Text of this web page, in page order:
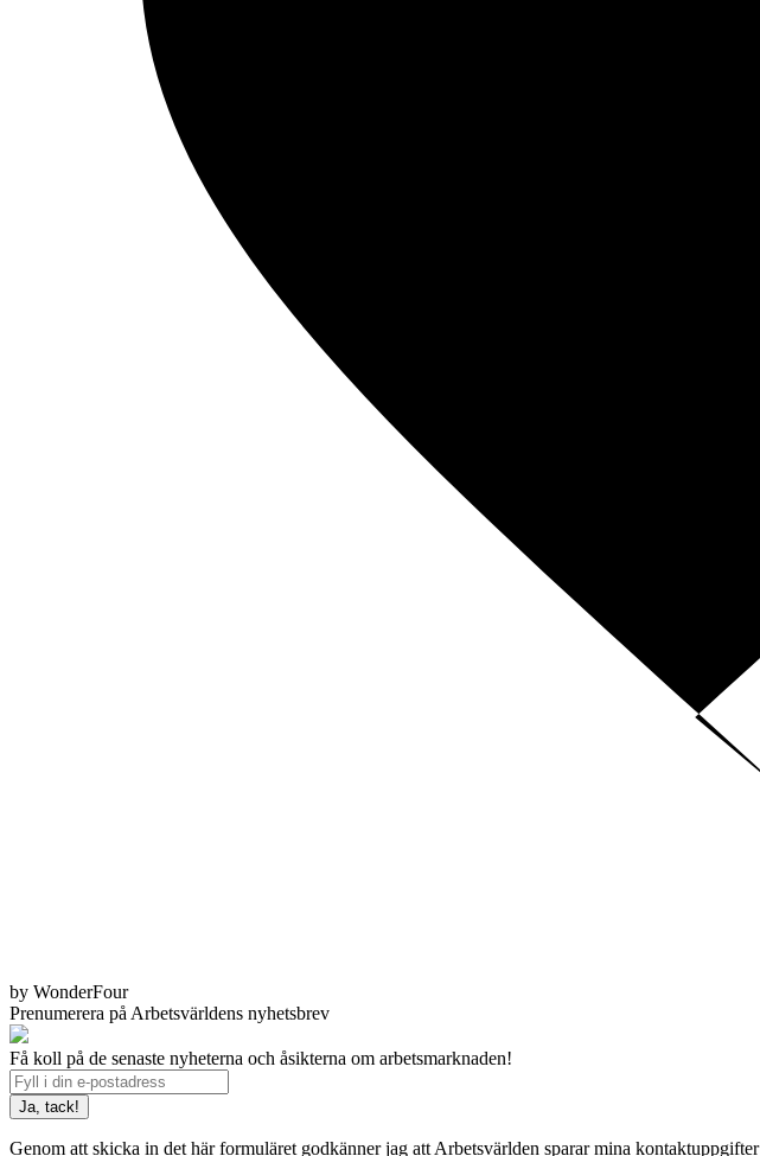
by WonderFour
Prenumerera på Arbetsvärldens nyhetsbrev
Få koll på de senaste nyheterna och åsikterna om arbetsmarknaden!
Genom att skicka in det här formuläret godkänner jag att Arbetsvärlden sparar mina kontaktuppgifter